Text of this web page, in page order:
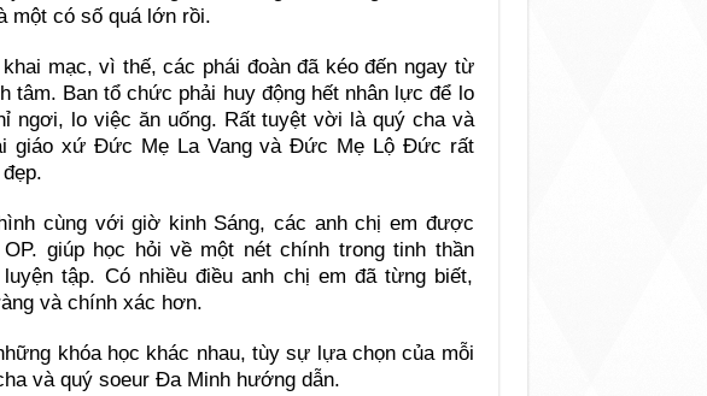
một có số quá lớn rồi.
mạc, vì thế, các phái đoàn đã kéo đến ngay từ
tâm. Ban tổ chức phải huy động hết nhân lực để lo
ngơi, lo việc ăn uống. Rất tuyệt vời là quý cha và
giáo xứ Đức Mẹ La Vang và Đức Mẹ Lộ Đức rất
cùng với giờ kinh Sáng, các anh chị em được
giúp học hỏi về một nét chính trong tinh thần
tập. Có nhiều điều anh chị em đã từng biết,
và chính xác hơn.
khóa học khác nhau, tùy sự lựa chọn của mỗi
và quý soeur Đa Minh hướng dẫn.